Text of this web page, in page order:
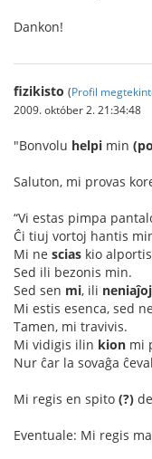
Dankon!
fizikisto (Profil
2009. október 2. 21:34:48
"Bonvolu helpi min
Saluton, mi provas
“Vi estas pimpa
Ĉi tiuj vortoj hantis
Mi ne scias kio alportis
Sed ili bezonis min.
Sed sen mi, ili neniaĵoj
Mi estis esenca, sed ne
Tamen, mi travivis.
Mi vidigis ilin kion mi
Nur ĉar la sovaĝa
Mi regis en spito (?) de
Eventuale: Mi regis